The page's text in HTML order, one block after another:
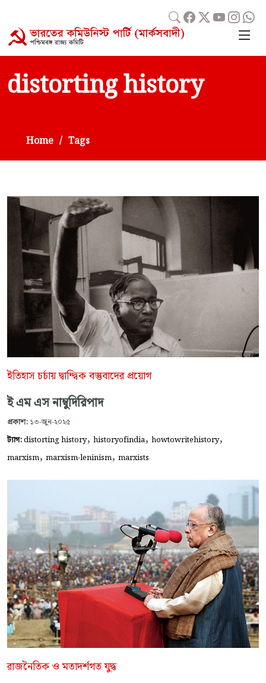
distorting history
Home Tags
ইতিহাস চর্চায় দ্বান্দ্বিক বস্তুবাদের প্রয়োগ
ই এম এস নাম্বুদিরিপাদ
প্রকাশ: ১৩-জুন-২০২৫
ট্যাগ:distorting history, historyofindia, howtowritehistory,
marxism, marxism-leninism, marxists
রাজনৈতিক ও মতাদর্শগত যুদ্ধ